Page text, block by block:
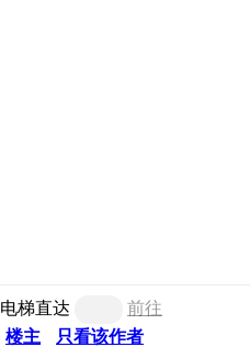
电梯直达
前往
楼主
只看该作者